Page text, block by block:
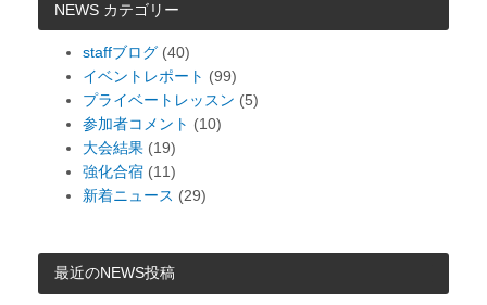
NEWS カテゴリー
staffブログ (40)
イベントレポート (99)
プライベートレッスン (5)
参加者コメント (10)
大会結果 (19)
強化合宿 (11)
新着ニュース (29)
最近のNEWS投稿